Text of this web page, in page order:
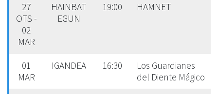
27
OTS -
02
MAR
HAINBAT
EGUN
19:00 HAMNET
01
MAR
IGANDEA 16:30
Los Guardianes
del Diente Mágico